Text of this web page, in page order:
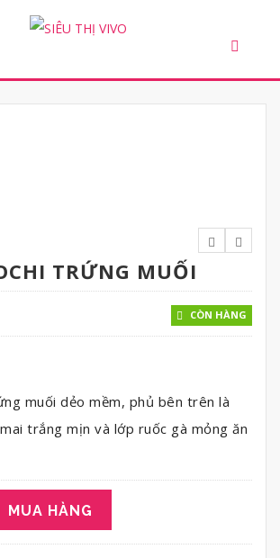
TRỨNG MUỐI
CÒN HÀNG
muối dẻo mềm, phủ bên trên là
trắng mịn và lớp ruốc gà mỏng ăn
MUA HÀNG